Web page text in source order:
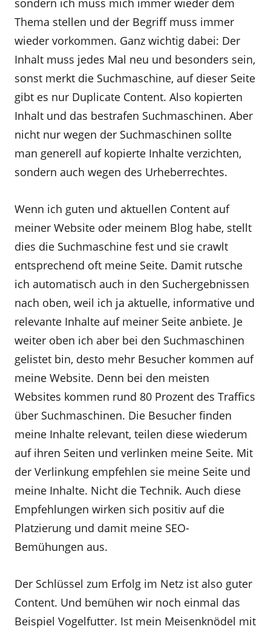
sondern ich muss mich immer wieder dem
Thema stellen und der Begriff muss immer
wieder vorkommen. Ganz wichtig dabei: Der
Inhalt muss jedes Mal neu und besonders sein,
sonst merkt die Suchmaschine, auf dieser Seite
gibt es nur Duplicate Content. Also kopierten
Inhalt und das bestrafen Suchmaschinen. Aber
nicht nur wegen der Suchmaschinen sollte
man generell auf kopierte Inhalte verzichten,
sondern auch wegen des Urheberrechtes.
Wenn ich guten und aktuellen Content auf
meiner Website oder meinem Blog habe, stellt
dies die Suchmaschine fest und sie crawlt
entsprechend oft meine Seite. Damit rutsche
ich automatisch auch in den Suchergebnissen
nach oben, weil ich ja aktuelle, informative und
relevante Inhalte auf meiner Seite anbiete. Je
weiter oben ich aber bei den Suchmaschinen
gelistet bin, desto mehr Besucher kommen auf
meine Website. Denn bei den meisten
Websites kommen rund 80 Prozent des Traffics
über Suchmaschinen. Die Besucher finden
meine Inhalte relevant, teilen diese wiederum
auf ihren Seiten und verlinken meine Seite. Mit
der Verlinkung empfehlen sie meine Seite und
meine Inhalte. Nicht die Technik. Auch diese
Empfehlungen wirken sich positiv auf die
Platzierung und damit meine SEO-
Bemühungen aus.
Der Schlüssel zum Erfolg im Netz ist also guter
Content. Und bemühen wir noch einmal das
Beispiel Vogelfutter. Ist mein Meisenknödel mit